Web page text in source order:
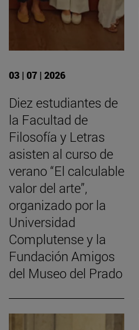
03 | 07 | 2026
Diez estudiantes de
la Facultad de
Filosofía y Letras
asisten al curso de
verano “El calculable
valor del arte”,
organizado por la
Universidad
Complutense y la
Fundación Amigos
del Museo del Prado